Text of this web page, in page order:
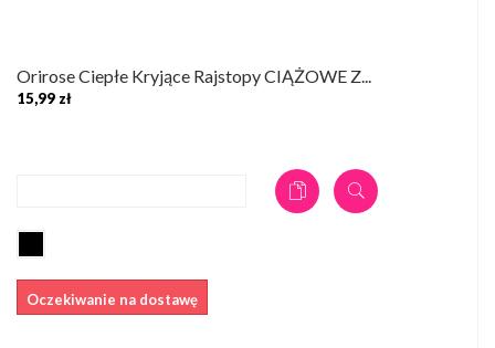
Orirose Ciepłe Kryjące Rajstopy CIĄŻOWE Z...
15,99 zł
Oczekiwanie na dostawę